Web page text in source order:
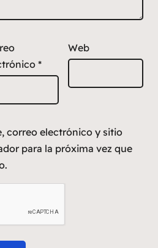
*
Web
correo electrónico y sitio
para la próxima vez que